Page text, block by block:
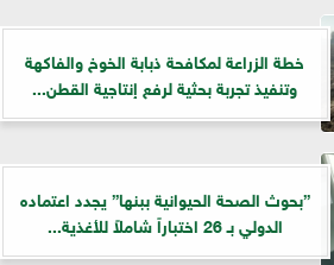
خطة الزراعة لمكافحة ذبابة الخوخ والفاكهة
وتنفيذ تجربة بحثية لرفع إنتاجية القطن...
”بحوث الصحة الحيوانية ببنها” يجدد اعتماده
الدولي بـ 26 اختباراً شاملاً للأغذية...